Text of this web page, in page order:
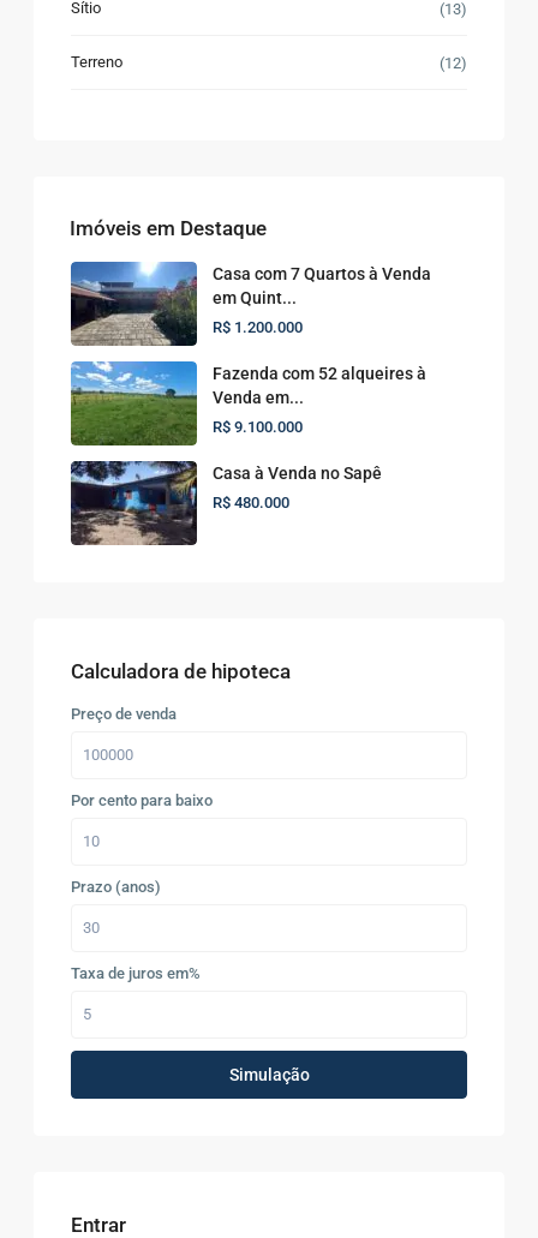
Sítio (13)
Terreno (12)
Imóveis em Destaque
Casa com 7 Quartos à Venda
em Quint...
R$ 1.200.000
Fazenda com 52 alqueires à
Venda em...
R$ 9.100.000
Casa à Venda no Sapê
R$ 480.000
Calculadora de hipoteca
Preço de venda
Por cento para baixo
Prazo (anos)
Taxa de juros em%
Simulação
Entrar